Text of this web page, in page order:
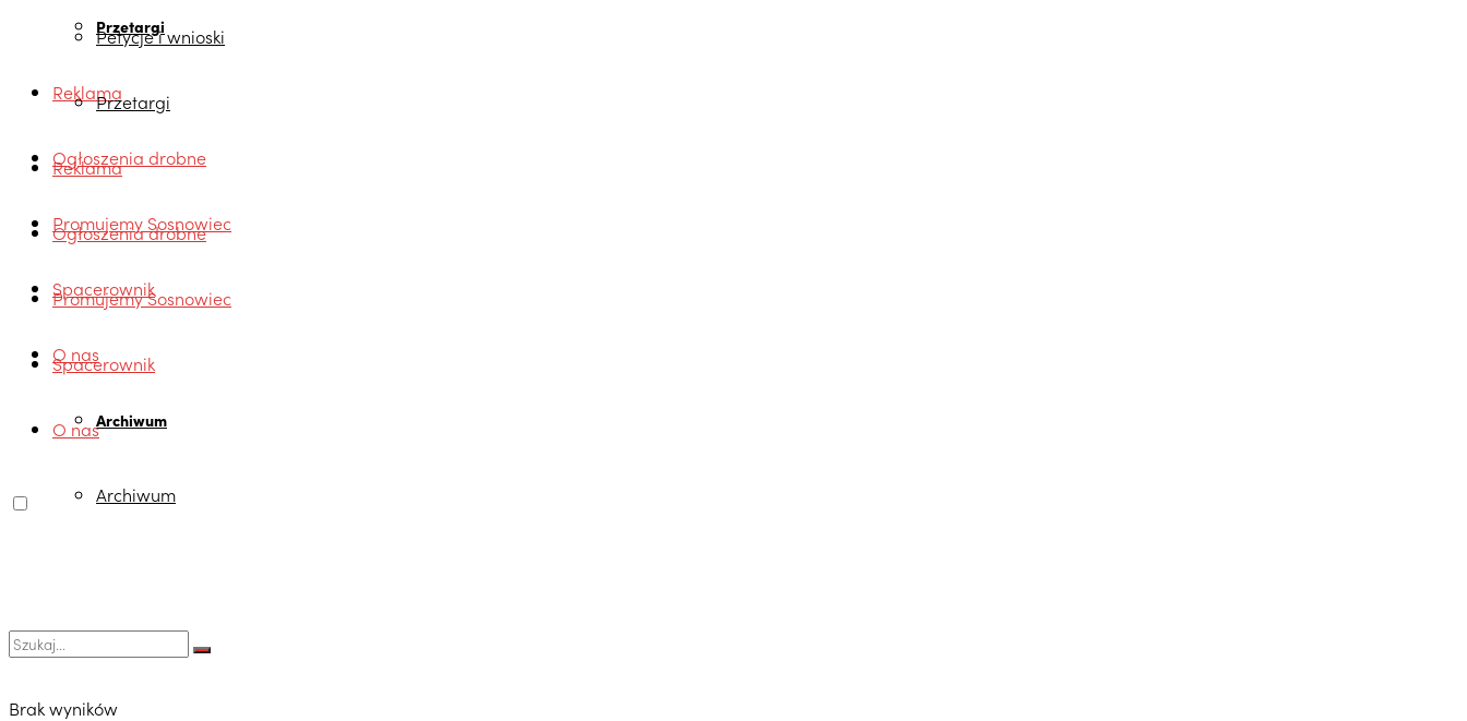
Przetargi
Reklama
Ogłoszenia drobne
Promujemy Sosnowiec
Spacerownik
O nas
Archiwum
Petycje i wnioski
Przetargi
Reklama
Ogłoszenia drobne
Promujemy Sosnowiec
Spacerownik
O nas
Archiwum
Brak wyników